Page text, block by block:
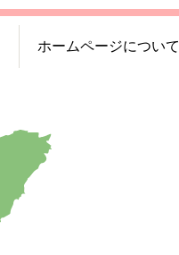
ホームページについて